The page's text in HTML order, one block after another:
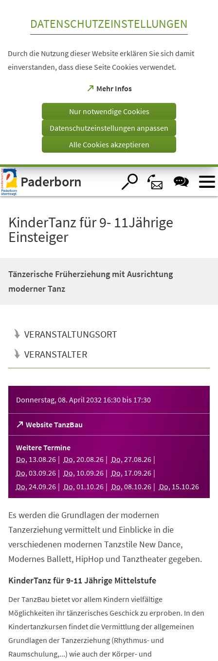
Visuelle
Assistenzsoftware
öffnen.
DATENSCHUTZEINSTELLUNGEN
Durch die Nutzung dieser Website erklären Sie sich damit
einverstanden, dass diese Seite Cookies verwendet.
Mehr Infos
(Öffnet
einem
Tab)
Nur notwendige Cookies
Datenschutzeinstellungen anpassen
Alle Cookies akzeptieren
Paderborn
KinderTanz für 9- 11Jährige
Einsteiger
Tänzerische Früherziehung mit Ausrichtung
moderner Tanz
VERANSTALTUNGSORT
VERANSTALTER
Donnerstag, 08. April 2032 16:30 bis 17:30
Website TanzBau
(Öffnet
in
einem
neuen
Tab)
Weitere Termine
Do, 13.08.26 Do, 20.08.26 Do, 27.08.26
Do, 03.09.26 Do, 10.09.26 Do, 17.09.26
Do, 24.09.26 Do, 01 .10.26 Do, 08.10.26 Do, 15.10.26
Es werden die Grundlagen der modernen
Tanzerziehung vermittelt und Einblicke in die
verschiedenen modernen Tanzstile New Dance,
Modernes Ballett, HipHop und Tanztheater gegeben.
KinderTanz für 9-11 Jährige Mittelstufe
Der TanzBau bietet vor allem Kindern vielfältige
Möglichkeiten ihr tänzerisches Geschick zu erproben. In den
Kindertanzkursen findet die Vermittlung der allgemeinen
Grundlagen der Tanzerziehung (Rhythmus- und
Raumschulung,...) wie auch der Körper- und